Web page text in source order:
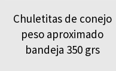
Chuletitas de conejo
peso aproximado
bandeja 350 grs